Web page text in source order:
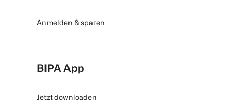
Anmelden & sparen
BIPA App
Jetzt downloaden